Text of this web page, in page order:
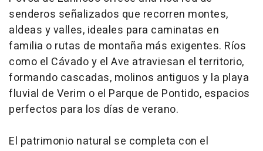
senderos señalizados que recorren montes,
aldeas y valles, ideales para caminatas en
familia o rutas de montaña más exigentes. Ríos
como el Cávado y el Ave atraviesan el territorio,
formando cascadas, molinos antiguos y la playa
fluvial de Verim o el Parque de Pontido, espacios
perfectos para los días de verano.
El patrimonio natural se completa con el